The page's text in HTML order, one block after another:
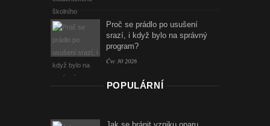
Proč se prádlo po usušení
srazí, i když bylo na správný
program?
Čvc 30 2026
POPULÁRNÍ